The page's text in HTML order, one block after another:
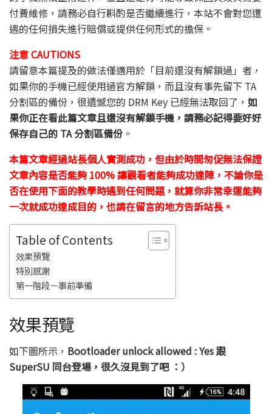
付費維修，請務必自行斟酌是否繼續進行，本站不會對您遭
遇的任何損失進行賠償或提供任何形式的擔保。
注意 CAUTIONS
請留意本篇提及的做法僅適用於「目前還沒有解鎖過」者，
如果你的手機已經使用過官方解鎖，而且沒有事先留下 TA
分割區的備份，很遺憾您的 DRM Key 已經無法取回了， 如
果你正在看此篇文章且還沒有解鎖手機，請務必記得要好好
保存自己的 TA 分割區備份 。
本篇文章經過站長個人實測成功，但由於時間匆促無法保證
文章內容是否能夠 100% 讓觀看者能夠成功達陣，不論你是
否在使用下面的教學時遇到任何問題，就算你非常幸運能夠
一次就成功達成目的，也請在留言的地方告訴站長。
Table of Contents
效果預覽
特別感謝
第一階段－事前準備
效果預覽
如下圖所示， Bootloader unlock allowed : Yes 跟
SuperSU 同台登場，很久沒見到了吧 ：）